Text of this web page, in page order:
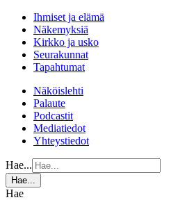
Ihmiset ja elämä
Näkemyksiä
Kirkko ja usko
Seurakunnat
Tapahtumat
Näköislehti
Palaute
Podcastit
Mediatiedot
Yhteystiedot
Hae...
Hae...
Hae